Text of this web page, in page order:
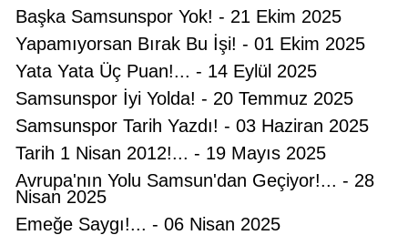
Başka Samsunspor Yok! - 21 Ekim 2025
Yapamıyorsan Bırak Bu İşi! - 01 Ekim 2025
Yata Yata Üç Puan!... - 14 Eylül 2025
Samsunspor İyi Yolda! - 20 Temmuz 2025
Samsunspor Tarih Yazdı! - 03 Haziran 2025
Tarih 1 Nisan 2012!... - 19 Mayıs 2025
Avrupa'nın Yolu Samsun'dan Geçiyor!... - 28
Nisan 2025
Emeğe Saygı!... - 06 Nisan 2025